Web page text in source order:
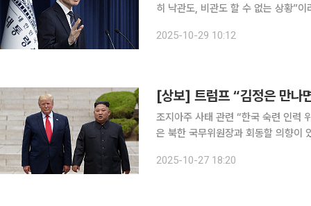
히 낙관도, 비관도 할 수 없는 상황”이라고 밝혔다. 이 수석은 이날 SBS
며 “시점보다 ‘국익 중심’이라는 원칙
2025-10-29 10:12
조지아주 사태 관련 “한국 숙련 인력 위한 새 비자제도 준
은 북한 국무위원장과 회동할 의향이
에서 일본 도쿄로 향하는 전용기 ‘에
2025-10-27 18:20